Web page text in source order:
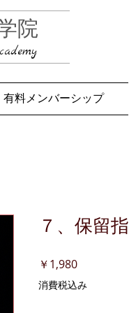
院
有料メンバーシップ
７、保留指
￥1,980価
格
消費税込み